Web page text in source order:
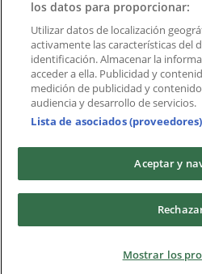
Productos
Productos locales
Ciudades
Descargar la APP Tiendeo
Copyright © Tiendeo ® 2026 ·
Términos y condicionesPolítica
los datos para proporcionar:
Utilizar datos de localización
activamente las características del
identificación. Almacenar la
acceder a ella. Publicidad y
medición de publicidad y
audiencia y desarrollo de servicios.
Lista de asociados (proveedores)
Aceptar y
Mostrar los